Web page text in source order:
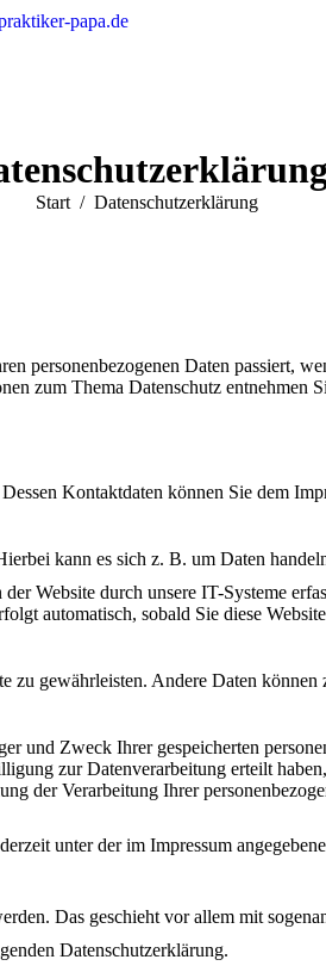
papa.de
Sie befinden sich hier:
Start Datenschutzerklärung
personenbezogenen Daten passiert,
zum Thema Datenschutz entnehmen
Kontaktdaten können Sie dem
kann es sich z. B. um Daten
Website durch unsere IT-Systeme
automatisch, sobald Sie diese
gewährleisten. Andere Daten
und Zweck Ihrer gespeicherten
zur Datenverarbeitung erteilt
der Verarbeitung Ihrer
unter der im Impressum
Das geschieht vor allem mit
Datenschutzerklärung.